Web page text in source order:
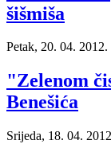
šišmiša
Petak, 20. 04. 2012.
"Zelenom
Benešića
Srijeda, 18. 04.